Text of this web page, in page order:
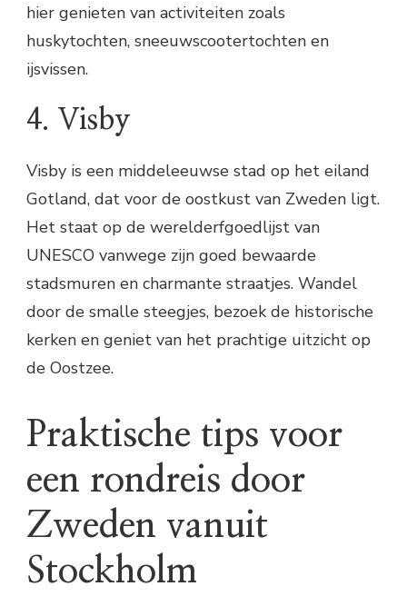
hier genieten van activiteiten zoals
huskytochten, sneeuwscootertochten en
ijsvissen.
4. Visby
Visby is een middeleeuwse stad op het eiland
Gotland, dat voor de oostkust van Zweden ligt.
Het staat op de werelderfgoedlijst van
UNESCO vanwege zijn goed bewaarde
stadsmuren en charmante straatjes. Wandel
door de smalle steegjes, bezoek de historische
kerken en geniet van het prachtige uitzicht op
de Oostzee.
Praktische tips voor
een rondreis door
Zweden vanuit
Stockholm